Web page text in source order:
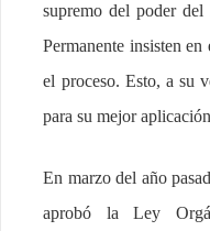
supremo del poder
Permanente insisten
el proceso. Esto, a su
para su mejor
En marzo del año
aprobó la Ley